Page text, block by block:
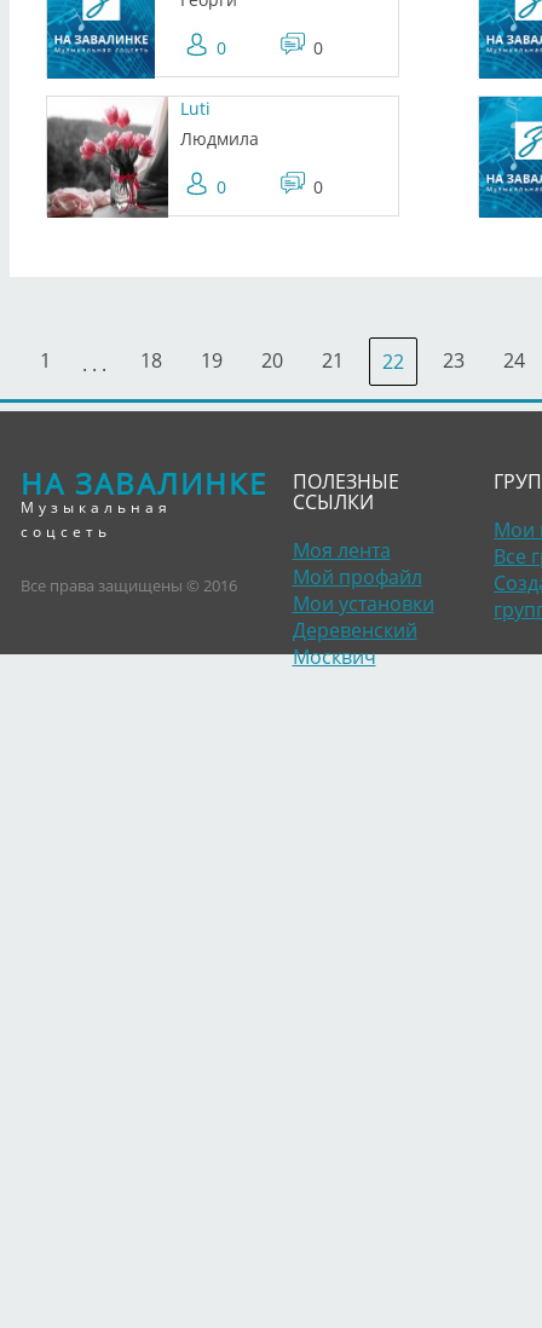
0 0
Luti
Людмила
0 0
1 . . . 18 19 20 21 22 23 24
НА ЗАВАЛИНКЕ
Музыкальная
соцсеть
Все права защищены © 2016
ПОЛЕЗНЫЕ
ССЫЛКИ
Моя лента
Мой профайл
Мои установки
Деревенский
Москвич
Мои
Все